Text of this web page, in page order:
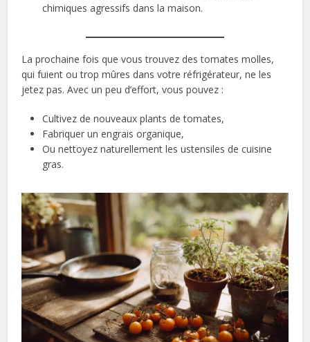
chimiques agressifs dans la maison.
La prochaine fois que vous trouvez des tomates molles,
qui fuient ou trop mûres dans votre réfrigérateur, ne les
jetez pas. Avec un peu d’effort, vous pouvez :
Cultivez de nouveaux plants de tomates,
Fabriquer un engrais organique,
Ou nettoyez naturellement les ustensiles de cuisine
gras.